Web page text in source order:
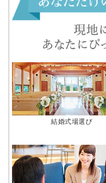
結婚式場選び